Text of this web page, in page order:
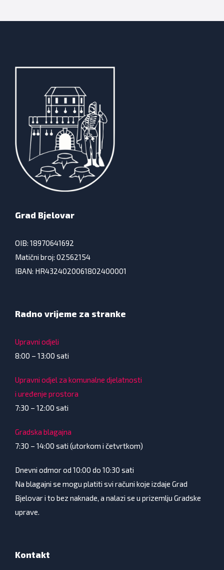
Grad Bjelovar
OIB: 18970641692
Matični broj: 02562154
IBAN: HR4324020061802400001
Radno vrijeme za stranke
Upravni odjeli
8:00 – 13:00 sati
Upravni odjel za komunalne djelatnosti
i uređenje prostora
7:30 – 12:00 sati
Gradska blagajna
7:30 – 14:00 sati (utorkom i četvrtkom)
Dnevni odmor od 10:00 do 10:30 sati
Na blagajni se mogu platiti svi računi koje izdaje Grad
Bjelovar i to bez naknade, a nalazi se u prizemlju Gradske
uprave.
Kontakt